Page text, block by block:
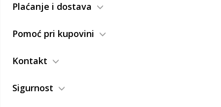
Plaćanje i dostava
Pomoć pri kupovini
Kontakt
Sigurnost